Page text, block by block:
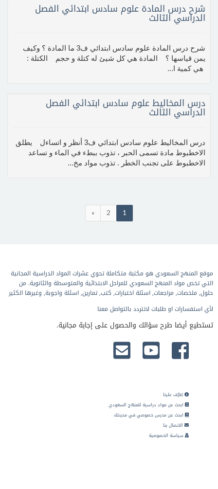
شرح درس المادة علوم سادس ابتدائي الفصل
الدراسي الثالث
شرح درس المادة علوم سادس ابتدائي ف3 ما المادة ؟ وكيف
يمن قياسها ؟ المادة هي كل شيئ له كتلة و حجم الكتلة :
هي كمية ا...
درس المخاليط علوم سادس ابتدائي الفصل
الدراسي الثالث
درس المخاليط علوم سادس ابتدائي ف3 أنظر و اتساءل يطلق
الاخطبوط مادة تسمى الحبر ، تذوب ببطء في الماء و تساعد
الاخطبوط على تجنب الخطر . تذوب مواد مخ...
1
2
»
موقع المنهج السعودي هو مكتبة متكاملة تحوي عشرات المواد الدراسية المجانية
التي تخص مواد المنهج السعودي للمراحل الابتدائية والمتوسطة والثانوية. من
حلول, ملخصات, مراجعات, اسئلة اختبارات, كتب, تمارين, اسئلة واجوبة, وغيرها الكثير
لأي استفسارات او طلبات لاتتردد بالتواصل معنا
تستطيع أيضا طرح سؤالك والحصول على إجابة مجانية.
تعرّف علينا
ابحث عن مواد دراسية للمنهج السعودي
ابحث عن مدرس خصوصي في مدينتك
الاتصال بنا
سياسة الخصوصية